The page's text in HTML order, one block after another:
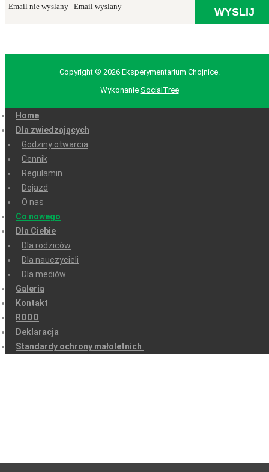
Email nie wyslany Email wyslany
Copyright © 2026 Eksperymentarium Chojnice.
Wykonanie SocialTree
Home
Dla zwiedzających
Godziny otwarcia
Cennik
Regulamin
Dojazd
O nas
Co nowego
Dla Ciebie
Dla rodziców
Dla nauczycieli
Dla mediów
Galeria
Kontakt
RODO
Deklaracja
Standardy ochrony małoletnich